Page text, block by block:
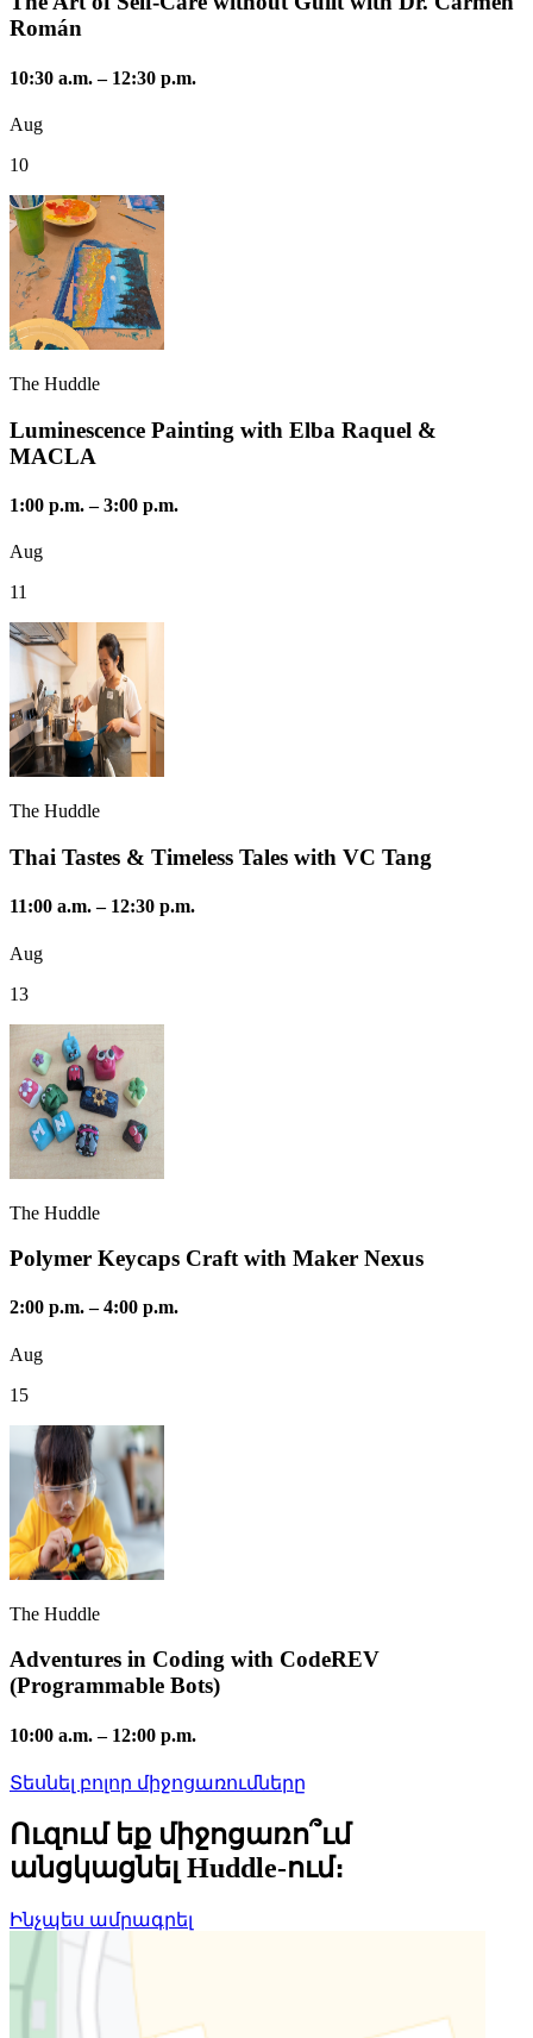
Román
10:30 a.m.– 12:30 p.m.
Aug
10
The Huddle
Luminescence Painting with Elba Raquel &
MACLA
1:00 p.m.–3:00 p.m.
Aug
11
The Huddle
Thai Tastes & Timeless Tales with VC Tang
11:00 a.m.– 12:30 p.m.
Aug
13
The Huddle
Polymer Keycaps Craft with Maker Nexus
2:00 p.m.–4:00 p.m.
Aug
15
The Huddle
Adventures in Coding with CodeREV
(Programmable Bots)
10:00 a.m.– 12:00 p.m.
Տեսնել բոլոր միջոցառումները
Ուզում եք միջոցառո՞ւմ
անցկացնել Huddle-ում։
Ինչպես ամրագրել